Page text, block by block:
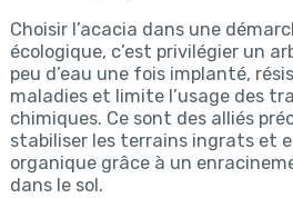
Choisir l’acacia dans une
écologique, c’est privilégier un
peu d’eau une fois implanté,
maladies et limite l’usage des
chimiques. Ce sont des alliés
stabiliser les terrains ingrats et
organique grâce à un
dans le sol.